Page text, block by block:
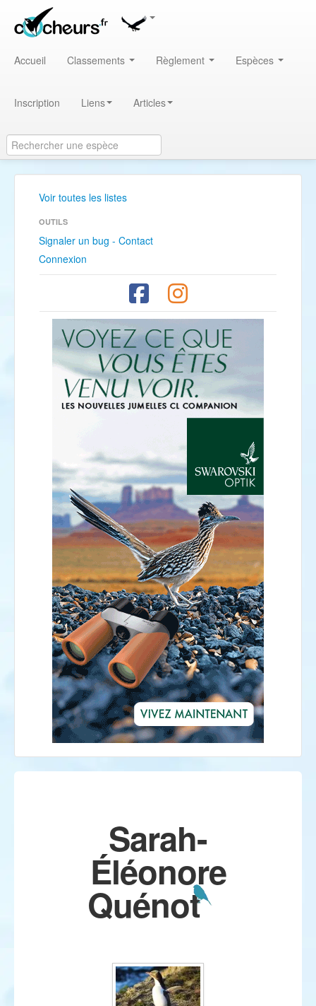
Accueil Classements Règlement Espèces
Inscription Liens Articles
Voir toutes les listes
OUTILS
Signaler un bug - Contact
Connexion
Sarah-
Éléonore
Quénot